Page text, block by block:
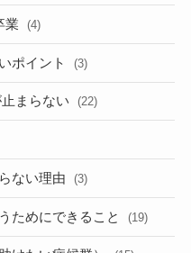
業 (4)
ポイント (3)
まらない (22)
ない理由 (3)
ためにできること (19)